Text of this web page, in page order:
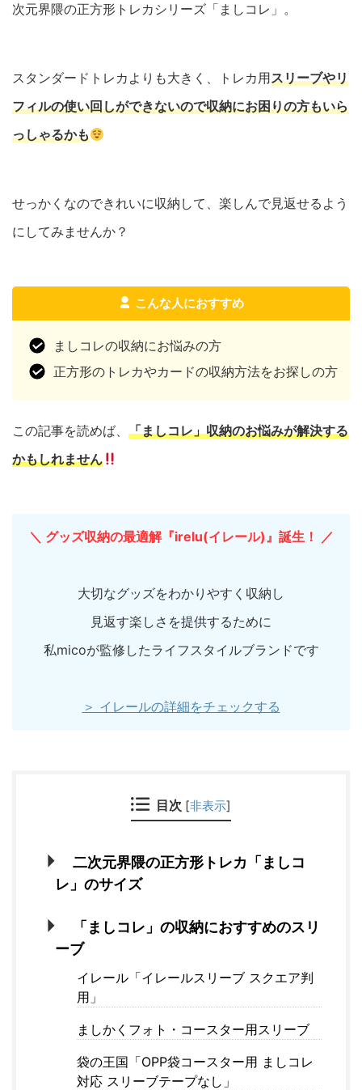
次元界隈の正方形トレカシリーズ「ましコレ」。
スタンダードトレカよりも大きく、トレカ用スリーブやリ
フィルの使い回しができないので収納にお困りの方もいら
っしゃるかも
せっかくなのできれいに収納して、楽しんで見返せるよう
にしてみませんか？
こんな人におすすめ
ましコレの収納にお悩みの方
正方形のトレカやカードの収納方法をお探しの方
この記事を読めば、 「ましコレ」収納のお悩みが解決する
かもしれません
＼ グッズ収納の最適解『irelu(イレール)』誕生！ ／
大切なグッズをわかりやすく収納し
見返す楽しさを提供するために
私micoが監修したライフスタイルブランドです
＞ イレールの詳細をチェックする
目次 [非表示]
二次元界隈の正方形トレカ「ましコ
レ」のサイズ
「ましコレ」の収納におすすめのスリ
ーブ
イレール「イレールスリーブ スクエア判
用」
ましかくフォト・コースター用スリーブ
袋の王国「OPP袋コースター用 ましコレ
対応 スリーブテープなし」